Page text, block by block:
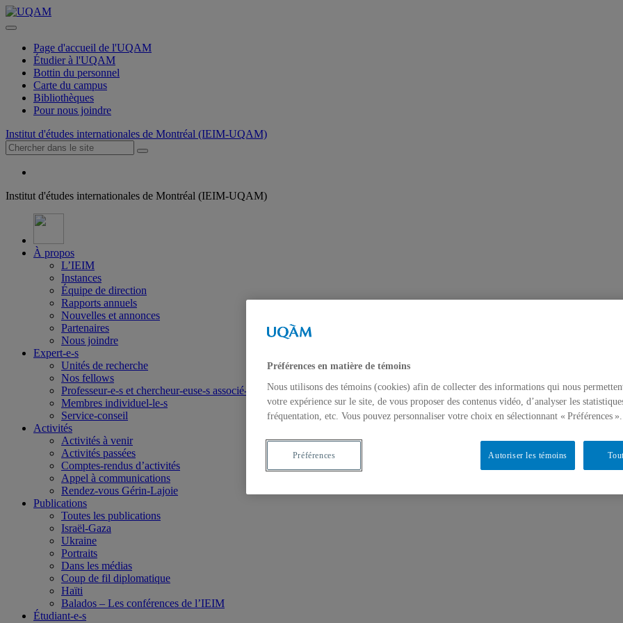
Page d'accueil de l'UQAM
Étudier à l'UQAM
Bottin du personnel
Carte du campus
Bibliothèques
Pour nous joindre
Institut d'études internationales de Montréal (IEIM-UQAM)
Institut d'études internationales de Montréal (IEIM-UQAM)
À propos
L’IEIM
Instances
Équipe de direction
Rapports annuels
Nouvelles et annonces
Partenaires
Nous joindre
Expert-e-s
Unités de recherche
Nos fellows
Professeur-e-s et chercheur-euse-s associé-e-s
Membres individuel-le-s
Service-conseil
Activités
Activités à venir
Activités passées
Comptes-rendus d’activités
Appel à communications
Rendez-vous Gérin-Lajoie
Publications
Toutes les publications
Israël-Gaza
Ukraine
Portraits
Dans les médias
Coup de fil diplomatique
Haïti
Balados – Les conférences de l’IEIM
Étudiant-e-s
Préférences en matière de témoins
Nous utilisons des témoins (cookies) afin de collecter des informations qui nous
votre expérience sur le site, de vous proposer des contenus vidéo, d’analyser les
fréquentation, etc. Vous pouvez personnaliser votre choix en sélectionnant « Préférences ».
Autoriser les témoins
Préférences